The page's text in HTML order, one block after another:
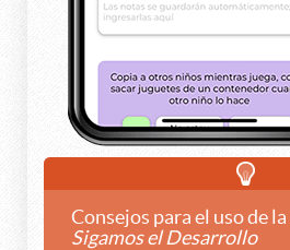
Consejos para el uso de la
Sigamos el Desarrollo